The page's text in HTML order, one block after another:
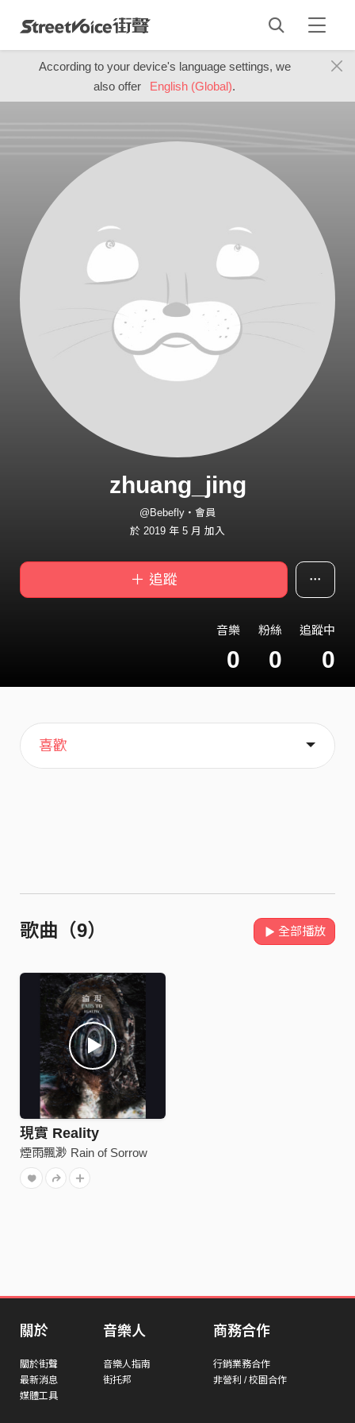
According to your device's language settings, we
also offer
English (Global).
zhuang_jing
@Bebefly・會員
於 2019 年 5 月 加入
＋ 追蹤
音樂
0
粉絲
0
追蹤中
0
主頁
喜歡
關於
歌曲（9） 全部播放
現實 Reality
煙雨飄渺 Rain of Sorrow
關於
關於街聲
最新消息
媒體工具
音樂人
音樂人指南
街托邦
商務合作
行銷業務合作
非營利 / 校園合作